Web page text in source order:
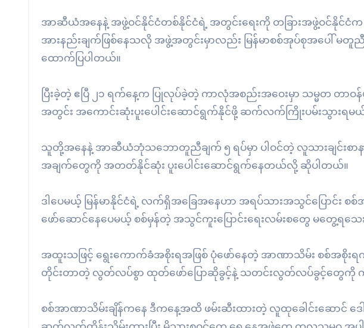
အာဆီယံအနေနဲ့ အဖွဲ့ဝင်နိုင်ငံတစ်နိုင်ငံရဲ့ အတွင်းရေးကို တခြားအဖွဲ့ဝင်နိုင်ငံ
အားနည်းချက်ဖြစ်နေသလို အဖွဲ့အတွင်းမှာလည်း မြန်မာစစ်အုပ်စုအပေါ်
ထောက်ပြပါတယ်။
ပြီးခဲ့တဲ့ ဧပြီ ၂၁ ရက်နေ့က ပြုလုပ်ခဲ့တဲ့ ကာလုံအစည်းအဝေးမှာ သမ္မတ တ
အတွင်း အကောင်းဆုံးပူးပေါင်းဆောင်ရွက်နိုင်ဖို့ ဆက်လက်ကြိုးပမ်းသွားရမယ်
သူတို့အနေနဲ့ အာဆီယံဘုံသဘောတူညီချက် ၅ ရပ်မှာ ပါဝင်တဲ့ လူသားချင်းစာန
အချက်တွေကို အတတ်နိုင်ဆုံး ပူးပေါင်းဆောင်ရွက်နေတယ်လို့ ဆိုပါတယ်။
ဒါပေမယ့် မြန်မာနိုင်ငံရဲ့ လက်ရှိအခြေအနေဟာ အရပ်သားအသွင်ပြောင်း
ဖော်ဆောင်နေပေမယ့် စစ်မှန်တဲ့ အသွင်ကူးပြောင်းရေးလမ်းစတွေ မတွေ့ရသေး
အထူးသဖြင့် ရွေးကောက်ခံအစိုးရအဖြစ် ပုံဖော်နေတဲ့ အာဏာသိမ်း စစ်အစို
တိုင်းတာတဲ့ လွတ်လပ်စွာ ထုတ်ဖော်ပြောဆိုခွင့်နဲ့ သတင်းလွတ်လပ်ခွင့်တွေကို
စစ်အာဏာသိမ်းချိန်ကနေ ဒီကနေ့အထိ ဖမ်းဆီးထားတဲ့ လူထုခေါင်းဆောင်